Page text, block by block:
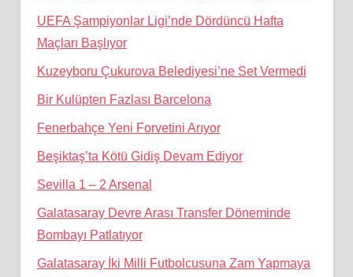
UEFA Şampiyonlar Ligi’nde Dördüncü Hafta
Maçları Başlıyor
Kuzeyboru Çukurova Belediyesi’ne Set Vermedi
Bir Kulüpten Fazlası Barcelona
Fenerbahçe Yeni Forvetini Arıyor
Beşiktaş’ta Kötü Gidiş Devam Ediyor
Sevilla 1 – 2 Arsenal
Galatasaray Devre Arası Transfer Döneminde
Bombayı Patlatıyor
Galatasaray İki Milli Futbolcusuna Zam Yapmaya